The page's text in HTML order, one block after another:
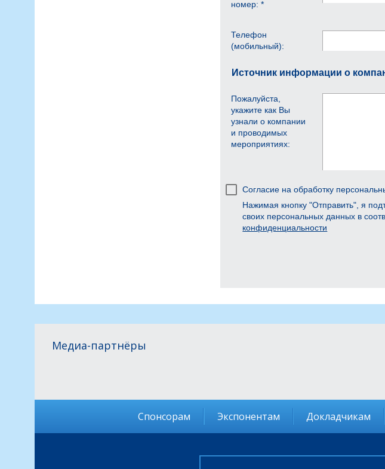
номер: *
Телефон
(мобильный):
Источник информации о
Пожалуйста,
укажите как Вы
узнали о компании
и проводимых
мероприятиях:
Согласие на обработку
Нажимая кнопку "Отправить", я
своих персональных данных в
конфиденциальности
Медиа-партнёры
Спонсорам Экспонентам Докладчикам